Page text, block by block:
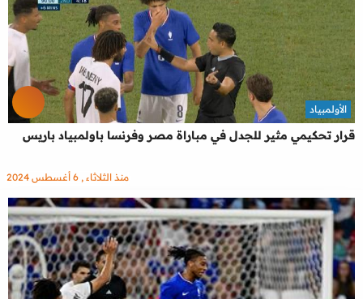
قرار تحكيمي مثير للجدل في مباراة مصر وفرنسا باولمبياد باريس
الأولمبياد
منذ الثلاثاء , 6 أغسطس 2024